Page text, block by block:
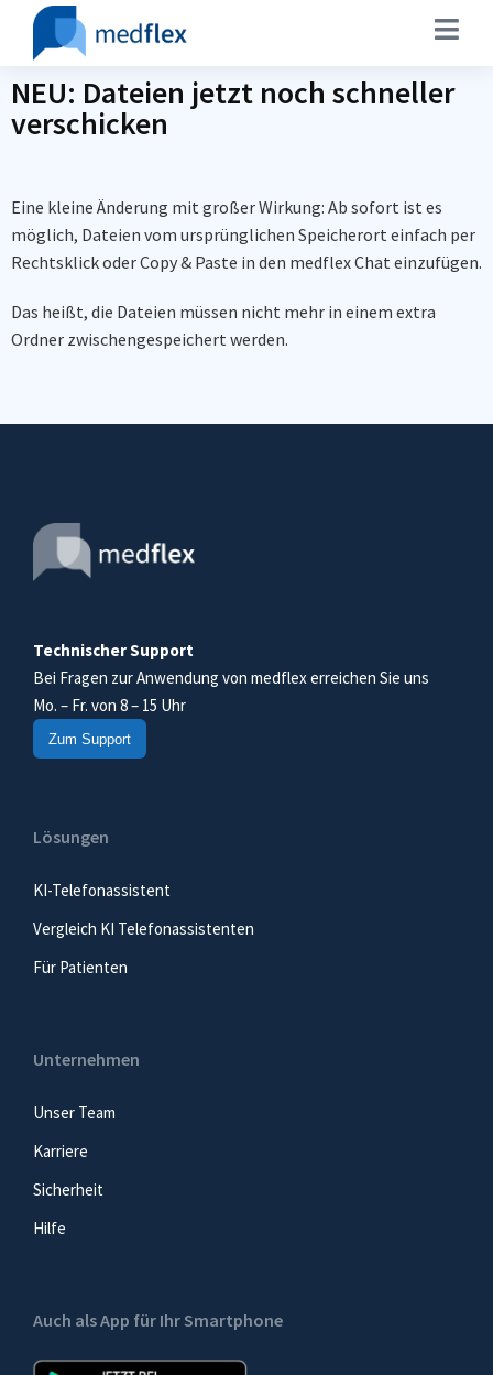
NEU: Dateien jetzt noch schneller
verschicken
Eine kleine Änderung mit großer Wirkung: Ab sofort ist es
möglich, Dateien vom ursprünglichen Speicherort einfach per
Rechtsklick oder Copy & Paste in den medflex Chat einzufügen.
Das heißt, die Dateien müssen nicht mehr in einem extra
Ordner zwischengespeichert werden.
Technischer Support
Bei Fragen zur Anwendung von medflex erreichen Sie uns
Mo. – Fr. von 8 – 15 Uhr
Zum Support
Lösungen
KI-Telefonassistent
Vergleich KI Telefonassistenten
Für Patienten
Unternehmen
Unser Team
Karriere
Sicherheit
Hilfe
Auch als App für Ihr Smartphone